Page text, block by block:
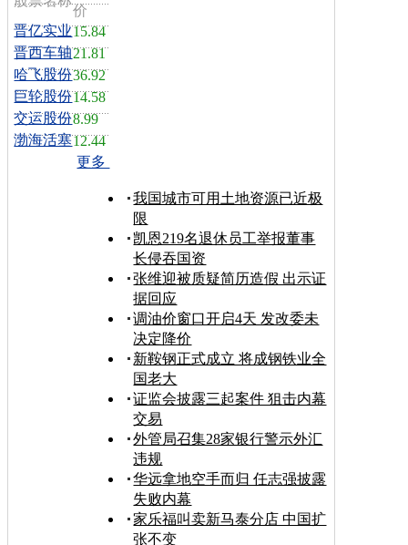
价
晋亿实业15.84
晋西车轴21.81
哈飞股份36.92
巨轮股份14.58
交运股份8.99
渤海活塞12.44
更多
我国城市可用土地资源已近极
限
凯恩219名退休员工举报董事
长侵吞国资
张维迎被质疑简历造假 出示证
据回应
调油价窗口开启4天 发改委未
决定降价
新鞍钢正式成立 将成钢铁业全
国老大
证监会披露三起案件 狙击内幕
交易
外管局召集28家银行警示外汇
违规
华远拿地空手而归 任志强披露
失败内幕
家乐福叫卖新马泰分店 中国扩
张不变